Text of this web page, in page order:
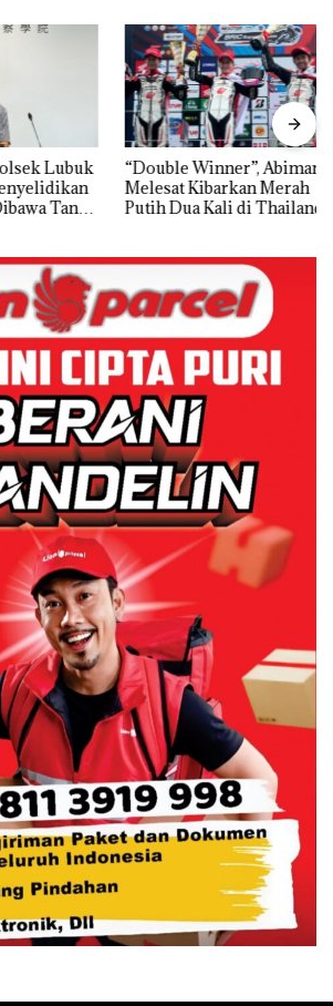
Lubuk
Tanpa
“Double Winner”, Abimanyu
Melesat Kibarkan Merah
Putih Dua Kali di Thailand